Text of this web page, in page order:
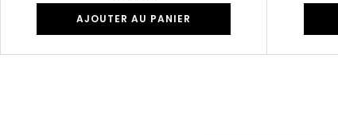
AJOUTER AU PANIER